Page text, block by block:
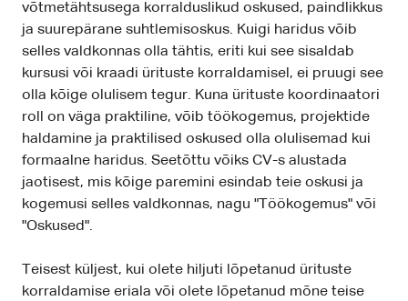
võtmetähtsusega korralduslikud oskused, paindlikkus
ja suurepärane suhtlemisoskus. Kuigi haridus võib
selles valdkonnas olla tähtis, eriti kui see sisaldab
kursusi või kraadi ürituste korraldamisel, ei pruugi see
olla kõige olulisem tegur. Kuna ürituste koordinaatori
roll on väga praktiline, võib töökogemus, projektide
haldamine ja praktilised oskused olla olulisemad kui
formaalne haridus. Seetõttu võiks CV-s alustada
jaotisest, mis kõige paremini esindab teie oskusi ja
kogemusi selles valdkonnas, nagu "Töökogemus" või
"Oskused".
Teisest küljest, kui olete hiljuti lõpetanud ürituste
korraldamise eriala või olete lõpetanud mõne teise